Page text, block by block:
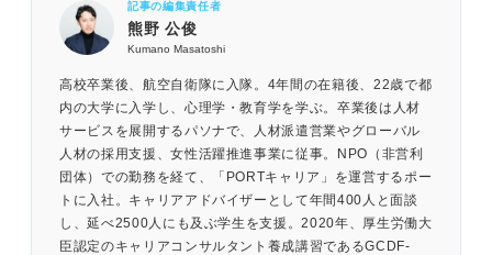
記事の編集責任者
熊野 公俊
Kumano Masatoshi
高校卒業後、航空自衛隊に入隊。4年間の在籍後、22歳で都
内の大学に入学し、心理学・教育学を学ぶ。卒業後は人材
サービスを展開するパソナで、人材派遣営業やグローバル
人材の採用支援、女性活躍推進事業に従事。NPO（非営利
団体）での勤務を経て、「PORTキャリア」を運営するポー
トに入社。キャリアアドバイザーとして年間400人と面談
し、延べ2500人にも及ぶ学生を支援。2020年、厚生労働大
臣認定のキャリアコンサルタント養成講習であるGCDF-